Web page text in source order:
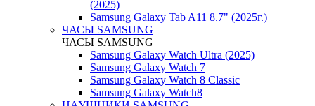
(2025)
Samsung Galaxy Tab A11 8.7" (2025г.)
ЧАСЫ SAMSUNG
ЧАСЫ SAMSUNG
Samsung Galaxy Watch Ultra (2025)
Samsung Galaxy Watch 7
Samsung Galaxy Watch 8 Classic
Samsung Galaxy Watch8